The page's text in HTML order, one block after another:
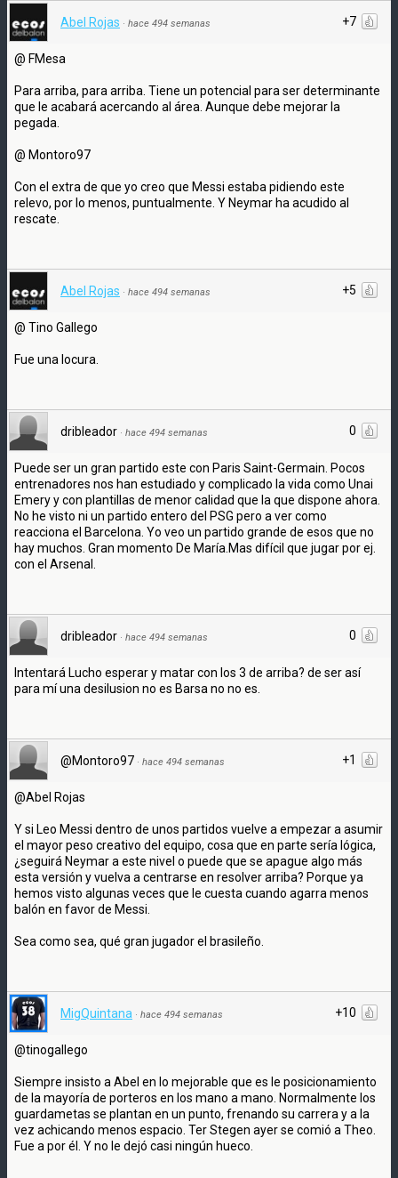
+7
Abel Rojas · hace 494 semanas
@ FMesa
Para arriba, para arriba. Tiene un potencial para ser determinante
que le acabará acercando al área. Aunque debe mejorar la
pegada.
@ Montoro97
Con el extra de que yo creo que Messi estaba pidiendo este
relevo, por lo menos, puntualmente. Y Neymar ha acudido al
rescate.
+5
Abel Rojas · hace 494 semanas
@ Tino Gallego
Fue una locura.
0
dribleador · hace 494 semanas
Puede ser un gran partido este con Paris Saint-Germain. Pocos
entrenadores nos han estudiado y complicado la vida como Unai
Emery y con plantillas de menor calidad que la que dispone ahora.
No he visto ni un partido entero del PSG pero a ver como
reacciona el Barcelona. Yo veo un partido grande de esos que no
hay muchos. Gran momento De María.Mas difícil que jugar por ej.
con el Arsenal.
0
dribleador · hace 494 semanas
Intentará Lucho esperar y matar con los 3 de arriba? de ser así
para mí una desilusion no es Barsa no no es.
+1
@Montoro97 · hace 494 semanas
@Abel Rojas
Y si Leo Messi dentro de unos partidos vuelve a empezar a asumir
el mayor peso creativo del equipo, cosa que en parte sería lógica,
¿seguirá Neymar a este nivel o puede que se apague algo más
esta versión y vuelva a centrarse en resolver arriba? Porque ya
hemos visto algunas veces que le cuesta cuando agarra menos
balón en favor de Messi.
Sea como sea, qué gran jugador el brasileño.
+10
MigQuintana · hace 494 semanas
@tinogallego
Siempre insisto a Abel en lo mejorable que es le posicionamiento
de la mayoría de porteros en los mano a mano. Normalmente los
guardametas se plantan en un punto, frenando su carrera y a la
vez achicando menos espacio. Ter Stegen ayer se comió a Theo.
Fue a por él. Y no le dejó casi ningún hueco.